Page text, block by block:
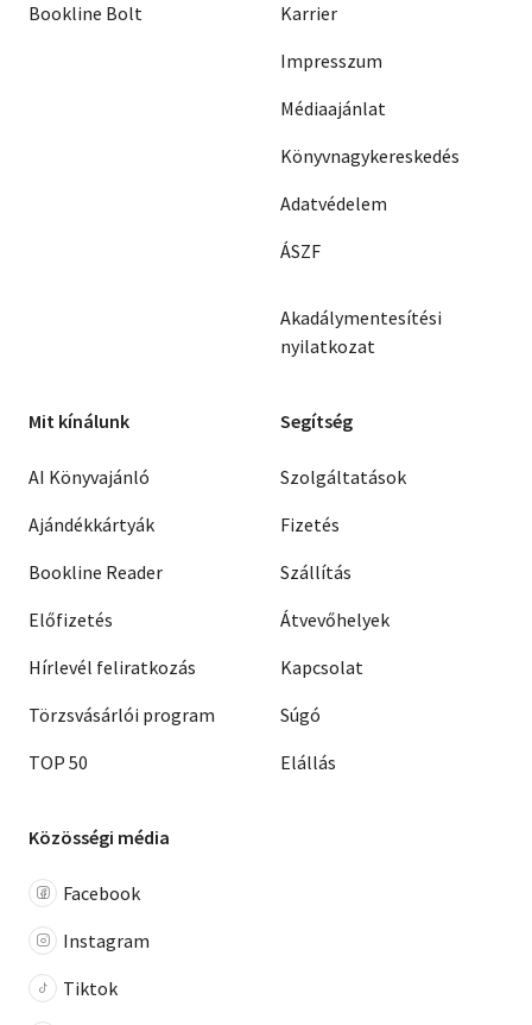
Bookline Bolt
Karrier
Impresszum
Médiaajánlat
Könyvnagykereskedés
Adatvédelem
ÁSZF
Akadálymentesítési
nyilatkozat
Mit kínálunk
AI Könyvajánló
Ajándékkártyák
Bookline Reader
Előfizetés
Hírlevél feliratkozás
Törzsvásárlói program
TOP 50
Segítség
Szolgáltatások
Fizetés
Szállítás
Átvevőhelyek
Kapcsolat
Súgó
Elállás
Közösségi média
Facebook
Instagram
Tiktok